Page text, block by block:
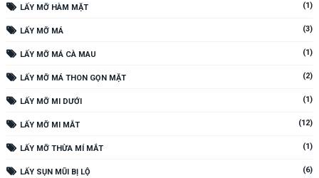
LẤY MỠ HÀM MẶT (1)
LẤY MỠ MÁ (3)
LẤY MỠ MÁ CÀ MAU (1)
LẤY MỠ MÁ THON GỌN MẶT (2)
LẤY MỠ MI DƯỚI (1)
LẤY MỠ MI MẮT (12)
LẤY MỠ THỪA MÍ MẮT (1)
LẤY SỤN MŨI BỊ LỘ (6)